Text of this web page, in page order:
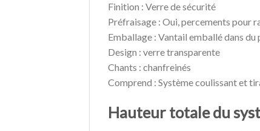
Finition : Verre de sécurité
Préfraisage : Oui, percements pour
Emballage : Vantail emballé dans
Design : verre transparente
Chants : chanfreinés
Comprend : Système coulissant et
Hauteur totale du